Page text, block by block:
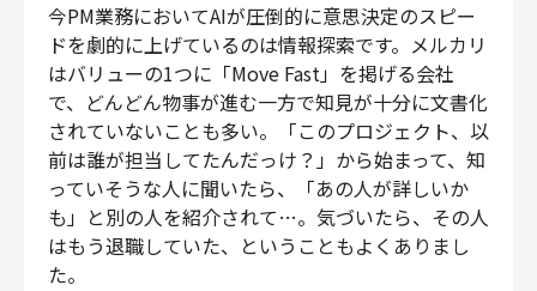
今PM業務においてAIが圧倒的に意思決定のスピー
ドを劇的に上げているのは情報探索です。メルカリ
はバリューの1つに「Move Fast」を掲げる会社
で、どんどん物事が進む一方で知見が十分に文書化
されていないことも多い。「このプロジェクト、以
前は誰が担当してたんだっけ？」から始まって、知
っていそうな人に聞いたら、「あの人が詳しいか
も」と別の人を紹介されて…。気づいたら、その人
はもう退職していた、ということもよくありまし
た。